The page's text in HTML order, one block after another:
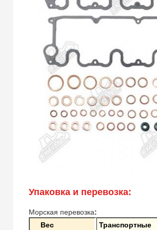
Упаковка и перевозка:
Морская перевозка:
Вес
Транспортные